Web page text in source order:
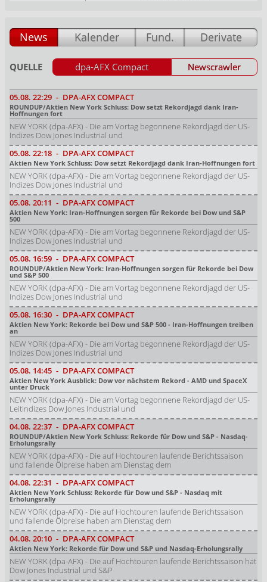
News Kalender Fund. Derivate
QUELLE dpa-AFX Compact Newscrawler
05.08. 22:29 - DPA-AFX COMPACT
ROUNDUP/Aktien New York Schluss: Dow setzt Rekordjagd dank Iran-
Hoffnungen fort
NEW YORK (dpa-AFX) - Die am Vortag begonnene Rekordjagd der US-
Indizes Dow Jones Industrial und
05.08. 22:18 - DPA-AFX COMPACT
Aktien New York Schluss: Dow setzt Rekordjagd dank Iran-Hoffnungen fort
NEW YORK (dpa-AFX) - Die am Vortag begonnene Rekordjagd der US-
Indizes Dow Jones Industrial und
05.08. 20:11 - DPA-AFX COMPACT
Aktien New York: Iran-Hoffnungen sorgen für Rekorde bei Dow und S&P
500
NEW YORK (dpa-AFX) - Die am Vortag begonnene Rekordjagd der US-
Indizes Dow Jones Industrial und
05.08. 16:59 - DPA-AFX COMPACT
ROUNDUP/Aktien New York: Iran-Hoffnungen sorgen für Rekorde bei Dow
und S&P 500
NEW YORK (dpa-AFX) - Die am Vortag begonnene Rekordjagd der US-
Indizes Dow Jones Industrial und
05.08. 16:30 - DPA-AFX COMPACT
Aktien New York: Rekorde bei Dow und S&P 500 - Iran-Hoffnungen treiben
an
NEW YORK (dpa-AFX) - Die am Vortag begonnene Rekordjagd der US-
Indizes Dow Jones Industrial und
05.08. 14:45 - DPA-AFX COMPACT
Aktien New York Ausblick: Dow vor nächstem Rekord - AMD und SpaceX
unter Druck
NEW YORK (dpa-AFX) - Die am Vortag begonnene Rekordjagd der US-
Leitindizes Dow Jones Industrial und
04.08. 22:37 - DPA-AFX COMPACT
ROUNDUP/Aktien New York Schluss: Rekorde für Dow und S&P - Nasdaq-
Erholungsrally
NEW YORK (dpa-AFX) - Die auf Hochtouren laufende Berichtssaison
und fallende Ölpreise haben am Dienstag dem
04.08. 22:31 - DPA-AFX COMPACT
Aktien New York Schluss: Rekorde für Dow und S&P - Nasdaq mit
Erholungsrally
NEW YORK (dpa-AFX) - Die auf Hochtouren laufende Berichtssaison
und fallende Ölpreise haben am Dienstag dem
04.08. 20:10 - DPA-AFX COMPACT
Aktien New York: Rekorde für Dow und S&P und Nasdaq-Erholungsrally
NEW YORK (dpa-AFX) - Die auf Hochtouren laufende Berichtssaison hat
Dow Jones Industrial und S&P